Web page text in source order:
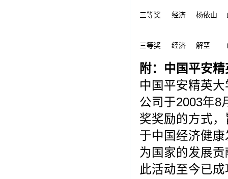
三等奖 经济 杨依山
三等奖 经济 解垩
附：中国平安
中国平安精英
公司于2003年8
奖奖励的方式
于中国经济健
为国家的发展
此活动至今已